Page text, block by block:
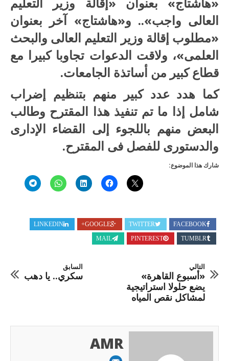
العالى واجب».. و«هاشتاج» آخر بعنوان
«مطلوب إقالة وزير التعليم العالى والبحث
العلمى»، ولاقت الدعوات تجاوبا كبيرا مع
قطاع كبير من أساتذة الجامعات.
كما هدد عدد كبير منهم بتنظيم إضراب
شامل إذا ما تم تنفيذ هذا المقترح وطالب
البعض منهم باللجوء إلى القضاء الإدارى
والدستورى للفصل فى المقترح.
شارك هذا الموضوع:
FACEBOOK
TWITTER
GOOGLE+
LINKEDIN
TUMBLR
PINTEREST
MAIL
السابق
سكري.. يا دهب
التالي
«أسبوع القاهرة»
يضع حلولا استراتيجية
لمشاكل نقص المياه
AMR